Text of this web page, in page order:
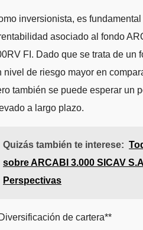
inversionista, es
asociado al fondo
FI. Dado que se trata de un
nivel de riesgo mayor en
también se puede esperar un
a largo plazo.
Quizás también te interese:
sobre ARCABI 3.000 SICAV
Perspectivas
de cartera**